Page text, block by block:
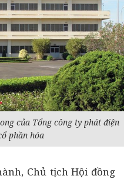
của Tổng công ty phát điện
phần hóa
Chủ tịch Hội đồng